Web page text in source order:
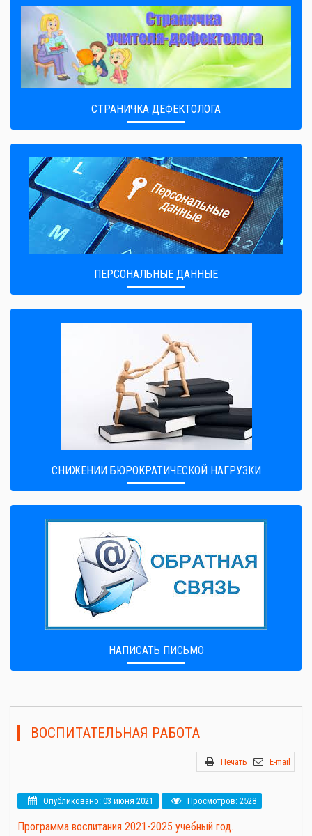
СТРАНИЧКА ДЕФЕКТОЛОГА
ПЕРСОНАЛЬНЫЕ ДАННЫЕ
CНИЖЕНИИ БЮРОКРАТИЧЕСКОЙ НАГРУЗКИ
НАПИСАТЬ ПИСЬМО
ВОСПИТАТЕЛЬНАЯ РАБОТА
Печать E-mail
Опубликовано: 03 июня 2021 Просмотров: 2528
Программа воспитания 2021-2025 учебный год.